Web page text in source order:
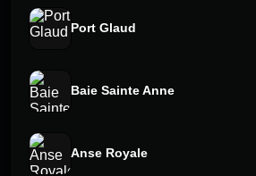
Port Glaud
Baie Sainte Anne
Anse Royale